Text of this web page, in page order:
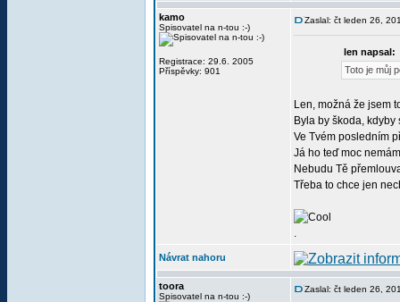
kamo
Spisovatel na n-tou :-)
Registrace: 29.6. 2005
Příspěvky: 901
Zaslal: čt leden 26,
len napsal:
Toto je můj
Len, možná že jsem
Byla by škoda,
Ve Tvém posledním
Já ho teď moc
Nebudu Tě
Třeba to chce jen
.
Návrat nahoru
toora
Spisovatel na n-tou :-)
Zaslal: čt leden 26,